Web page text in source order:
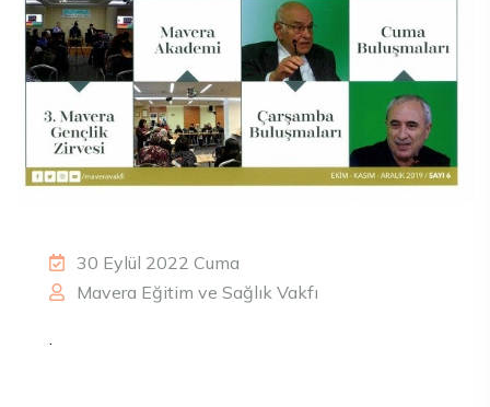
30 Eylül 2022 Cuma
Mavera Eğitim ve Sağlık Vakfı
.